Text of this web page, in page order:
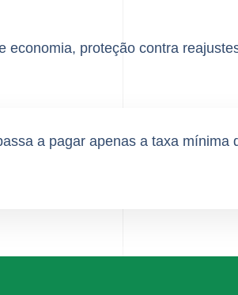
economia, proteção contra
a pagar apenas a taxa mínima